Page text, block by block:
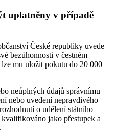
uplatněny v případě
České republiky uvede
bezúhonnosti v čestném
lze mu uložit pokutu do 20 000
neúplných údajů správnímu
nebo uvedení nepravdivého
o udělení státního
jako přestupek a